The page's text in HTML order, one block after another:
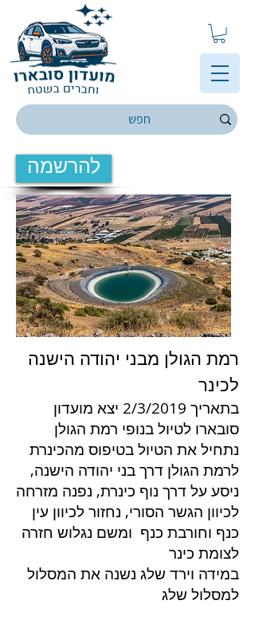
להרשמה
רמת הגולן מבני יהודה הישנה
לכינר
בתאריך 2/3/2019 יצא מועדון
סובארו לטיול בנופי רמת הגולן
נתחיל את הטיול בטיפוס מהכינרת
לרמת הגולן דרך בני יהודה הישנה,
ניסע על דרך נוף כינרת, נפנה מזרחה
לכיוון הגשר הסורי, נחזור לכיוון עין
כנף וחורבת כנף ומשם נגלוש חזרה
לצומת כינר
במידה וירד שלג נשנה את המסלול
למסלול שלג